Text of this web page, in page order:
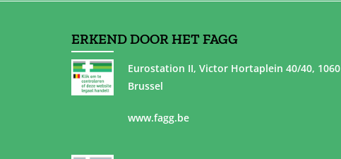
ERKEND DOOR HET FAGG
Eurostation II, Victor Hortaplein 40/40, 1060
Brussel
www.fagg.be